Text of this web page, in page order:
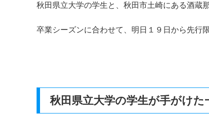
秋田県立大学の学生と、秋田市土崎にある酒蔵
卒業シーズンに合わせて、明日１９日から先行
秋田県立大学の学生が手がけた